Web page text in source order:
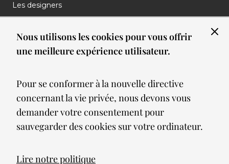
Nous utilisons les cookies pour vous offrir
une meilleure expérience utilisateur.
Pour se conformer à la nouvelle directive
concernant la vie privée, nous devons vous
demander votre consentement pour
sauvegarder des cookies sur votre ordinateur.
Lire notre politique
Les designers
Nos réalisations
Nos Clients
Meilleures ventes
Blog
© 2026 Spot lumiere led. All Rights Reserved